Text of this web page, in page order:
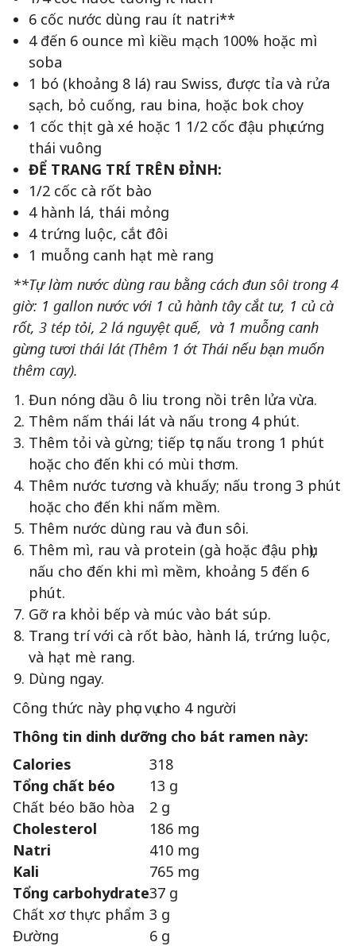
6 cốc nước dùng rau ít natri**
4 đến 6 ounce mì kiều mạch 100% hoặc mì
soba
1 bó (khoảng 8 lá) rau Swiss, được tỉa và rửa
sạch, bỏ cuống, rau bina, hoặc bok choy
1 cốc thịt gà xé hoặc 1 1/2 cốc đậu phụ cứng
thái vuông
ĐỂ TRANG TRÍ TRÊN ĐỈNH:
1/2 cốc cà rốt bào
4 hành lá, thái mỏng
4 trứng luộc, cắt đôi
1 muỗng canh hạt mè rang
**Tự làm nước dùng rau bằng cách đun sôi trong 4
giờ: 1 gallon nước với 1 củ hành tây cắt tư, 1 củ cà
rốt, 3 tép tỏi, 2 lá nguyệt quế, và 1 muỗng canh
gừng tươi thái lát (Thêm 1 ớt Thái nếu bạn muốn
thêm cay).
Đun nóng dầu ô liu trong nồi trên lửa vừa.
Thêm nấm thái lát và nấu trong 4 phút.
Thêm tỏi và gừng; tiếp tục nấu trong 1 phút
hoặc cho đến khi có mùi thơm.
Thêm nước tương và khuấy; nấu trong 3 phút
hoặc cho đến khi nấm mềm.
Thêm nước dùng rau và đun sôi.
Thêm mì, rau và protein (gà hoặc đậu phụ);
nấu cho đến khi mì mềm, khoảng 5 đến 6
phút.
Gỡ ra khỏi bếp và múc vào bát súp.
Trang trí với cà rốt bào, hành lá, trứng luộc,
và hạt mè rang.
Dùng ngay.
Công thức này phục vụ cho 4 người
Thông tin dinh dưỡng cho bát ramen này:
Calories
318
Tổng chất béo
13 g
Chất béo bão hòa
2 g
Cholesterol
186 mg
Natri
410 mg
Kali
765 mg
Tổng carbohydrate37 g
Chất xơ thực phẩm 3 g
Đường
6 g